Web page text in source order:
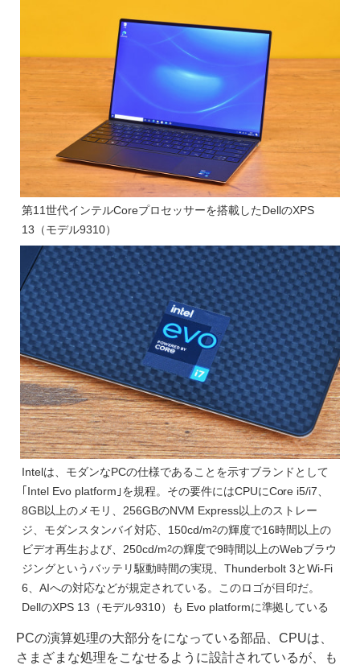
第11世代インテルCoreプロセッサーを搭載したDellのXPS
13（モデル9310）
Intelは、モダンなPCの仕様であることを示すブランドとして
｢Intel Evo platform｣を規程。その要件にはCPUにCore i5/i7、
8GB以上のメモリ、256GBのNVM Express以上のストレー
ジ、モダンスタンバイ対応、150cd/m2の輝度で16時間以上の
ビデオ再生および、250cd/m2の輝度で9時間以上のWebブラウ
ジングというバッテリ駆動時間の実現、Thunderbolt 3とWi-Fi
6、AIへの対応などが規定されている。このロゴが目印だ。
DellのXPS 13（モデル9310）も Evo platformに準拠している
PCの演算処理の大部分をになっている部品、CPUは、
さまざまな処理をこなせるように設計されているが、も